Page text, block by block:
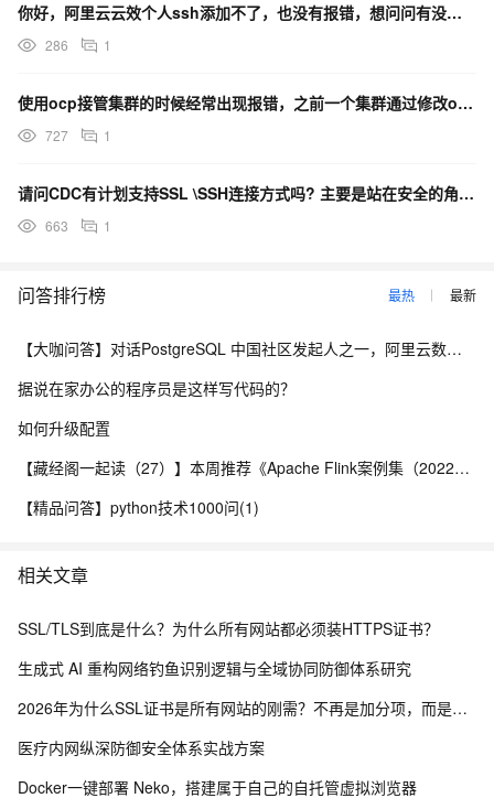
你好，阿里云云效个人ssh添加不了，也没有报错，想问问有没有解决办法？没有报错也没添加成功，公司那边
286 1
使用ocp接管集群的时候经常出现报错，之前一个集群通过修改ocp的ssh连接超时参数解决了，不过这次
727 1
请问CDC有计划支持SSL \SSH连接方式吗? 主要是站在安全的角度。
663 1
问答排行榜 最热 最新
【大咖问答】对话PostgreSQL 中国社区发起人之一，阿里云数据库高级专家 德哥
据说在家办公的程序员是这样写代码的？
如何升级配置
【藏经阁一起读（27）】本周推荐《Apache Flink案例集（2022版）》，你有哪些心得？
【精品问答】python技术1000问(1)
相关文章
SSL/TLS到底是什么？为什么所有网站都必须装HTTPS证书？
生成式 AI 重构网络钓鱼识别逻辑与全域协同防御体系研究
2026年为什么SSL证书是所有网站的刚需？不再是加分项，而是建站底线
医疗内网纵深防御安全体系实战方案
Docker一键部署 Neko，搭建属于自己的自托管虚拟浏览器